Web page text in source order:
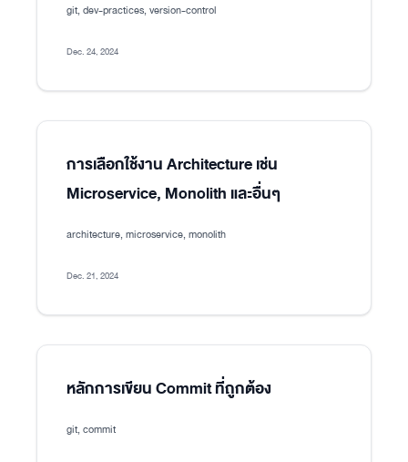
git, dev-practices, version-control
Dec. 24, 2024
การเลือกใช้งาน Architecture เช่น
Microservice, Monolith และอื่นๆ
architecture, microservice, monolith
Dec. 21, 2024
หลักการเขียน Commit ที่ถูกต้อง
git, commit